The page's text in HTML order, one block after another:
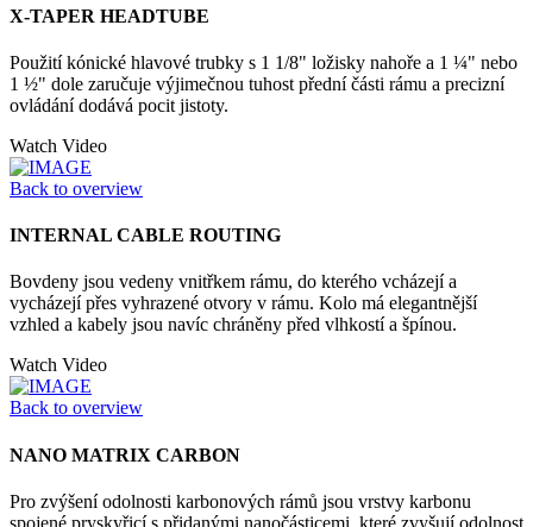
X-TAPER HEADTUBE
Použití kónické hlavové trubky s 1 1/8" ložisky nahoře a 1 ¼" nebo
1 ½" dole zaručuje výjimečnou tuhost přední části rámu a precizní
ovládání dodává pocit jistoty.
Watch Video
Back to overview
INTERNAL CABLE ROUTING
Bovdeny jsou vedeny vnitřkem rámu, do kterého vcházejí a
vycházejí přes vyhrazené otvory v rámu. Kolo má elegantnější
vzhled a kabely jsou navíc chráněny před vlhkostí a špínou.
Watch Video
Back to overview
NANO MATRIX CARBON
Pro zvýšení odolnosti karbonových rámů jsou vrstvy karbonu
spojené pryskyřicí s přidanými nanočásticemi, které zvyšují odolnost